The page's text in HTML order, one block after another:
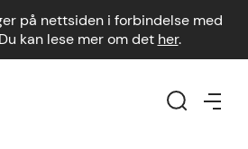
på nettsiden i forbindelse med
kan lese mer om det her.